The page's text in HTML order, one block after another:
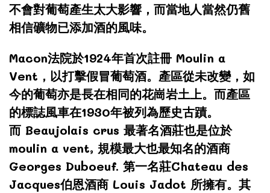
不會對葡萄產生太大影響，而當地人當然仍舊
相信礦物已添加酒的風味。
Macon法院於1924年首次註冊 Moulin a
Vent，以打擊假冒葡萄酒。產區從未改變，如
今的葡萄亦是長在相同的花崗岩土上。而產區
的標誌風車在1930年被列為歷史古蹟。
而 Beaujolais crus 最著名酒莊也是位於
moulin a vent, 規模最大也最知名的酒商
Georges Duboeuf. 第一名莊Chateau des
Jacques伯恩酒商 Louis Jadot 所擁有。其